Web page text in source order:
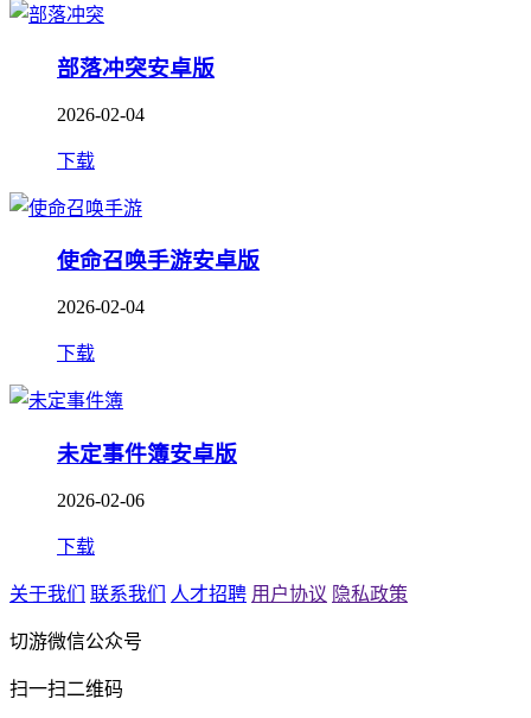
部落冲突安卓版
2026-02-04
下载
使命召唤手游安卓版
2026-02-04
下载
未定事件簿安卓版
2026-02-06
下载
关于我们 联系我们 人才招聘 用户协议 隐私政策
切游微信公众号
扫一扫二维码